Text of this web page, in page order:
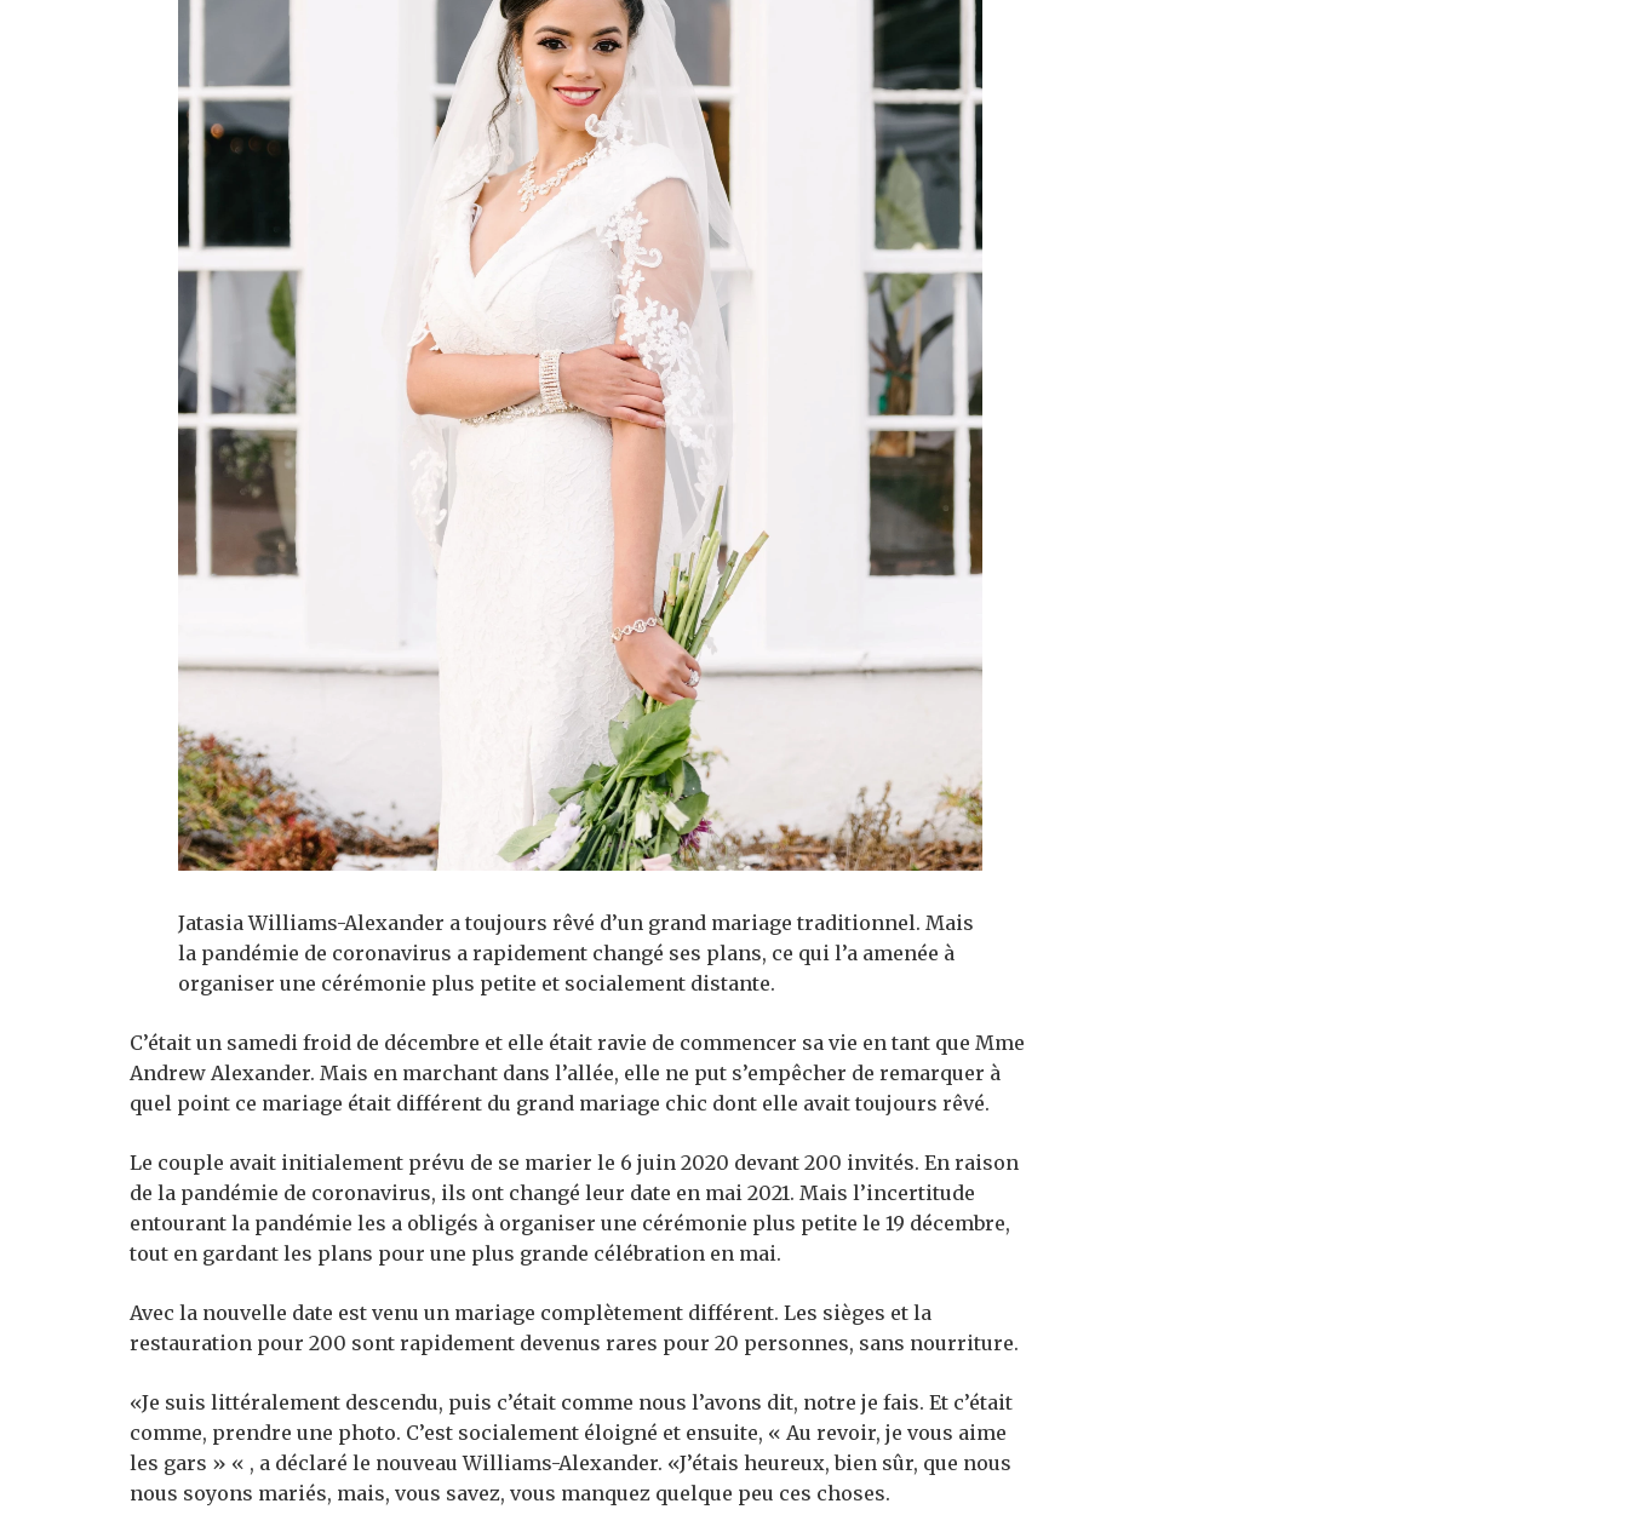
Jatasia Williams-Alexander a toujours rêvé d’un grand mariage traditionnel. Mais
la pandémie de coronavirus a rapidement changé ses plans, ce qui l’a amenée à
organiser une cérémonie plus petite et socialement distante.
C’était un samedi froid de décembre et elle était ravie de commencer sa vie en tant que Mme
Andrew Alexander. Mais en marchant dans l’allée, elle ne put s’empêcher de remarquer à
quel point ce mariage était différent du grand mariage chic dont elle avait toujours rêvé.
Le couple avait initialement prévu de se marier le 6 juin 2020 devant 200 invités. En raison
de la pandémie de coronavirus, ils ont changé leur date en mai 2021. Mais l’incertitude
entourant la pandémie les a obligés à organiser une cérémonie plus petite le 19 décembre,
tout en gardant les plans pour une plus grande célébration en mai.
Avec la nouvelle date est venu un mariage complètement différent. Les sièges et la
restauration pour 200 sont rapidement devenus rares pour 20 personnes, sans nourriture.
«Je suis littéralement descendu, puis c’était comme nous l’avons dit, notre je fais. Et c’était
comme, prendre une photo. C’est socialement éloigné et ensuite, « Au revoir, je vous aime
les gars » « , a déclaré le nouveau Williams-Alexander. «J’étais heureux, bien sûr, que nous
nous soyons mariés, mais, vous savez, vous manquez quelque peu ces choses.